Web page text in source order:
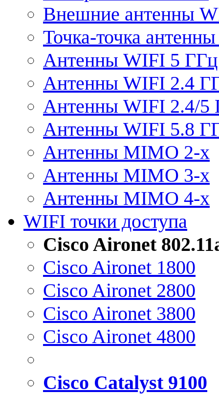
Внешние антенны
Точка-точка
Антенны WIFI 5 ГГц
Антенны WIFI 2.4
Антенны WIFI 2.4/5
Антенны WIFI 5.8
Антенны MIMO 2-x
Антенны MIMO 3-x
Антенны MIMO 4-x
WIFI точки доступа
Cisco Aironet
Cisco Aironet 1800
Cisco Aironet 2800
Cisco Aironet 3800
Cisco Aironet 4800
Cisco Catalyst 9100